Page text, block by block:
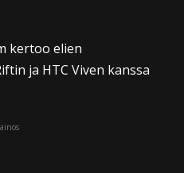
kertoo elien
ja HTC Viven kanssa